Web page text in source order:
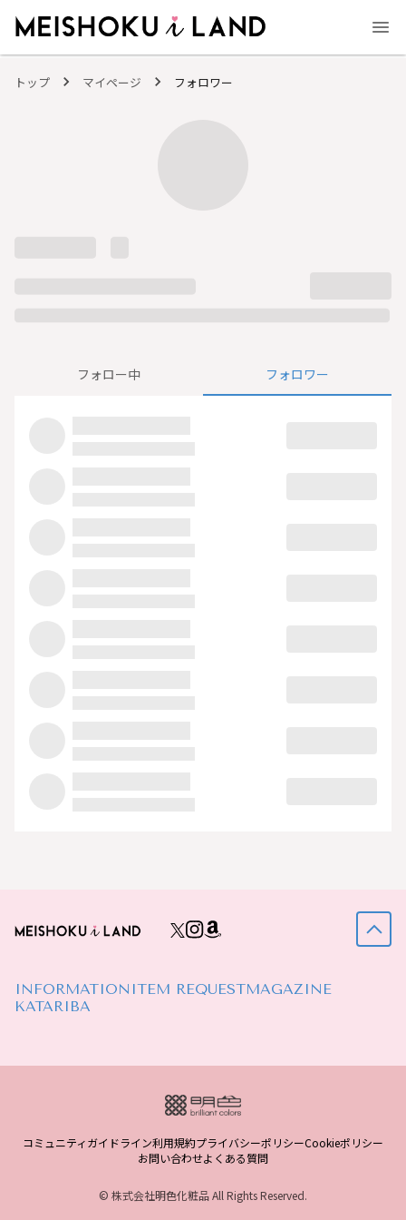
トップ マイページ フォロワー
フォロー中 フォロワー
INFORMATION ITEM REQUESTMAGAZINE
KATARIBA
コミュニティガイドライン利用規約プライバシーポリシーCookieポリシー
お問い合わせよくある質問
© 株式会社明色化粧品 All Rights Reserved.